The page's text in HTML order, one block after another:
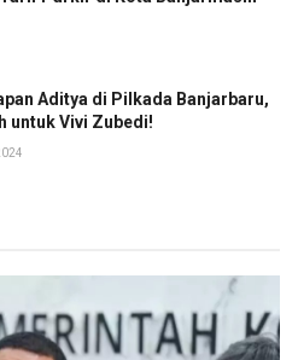
Aditya di Pilkada Banjarbaru,
untuk Vivi Zubedi!